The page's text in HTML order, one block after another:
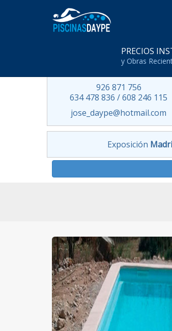
PRECIOS
y Obras
Delegación Centro
926 871 756
634 478 836 / 608 246 115
jose_daype@hotmail.com
Exposición